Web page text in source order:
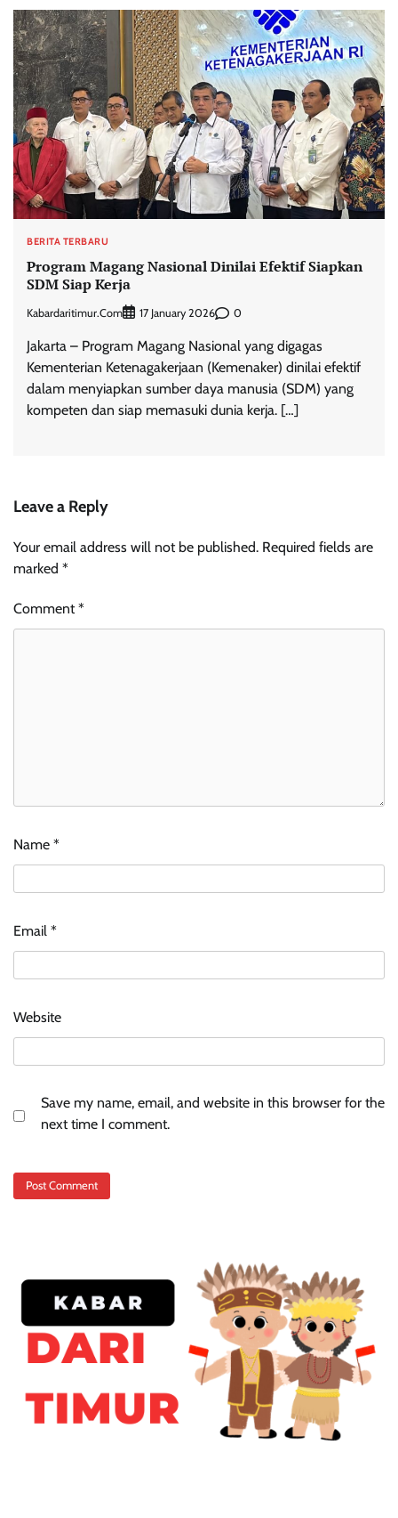
BERITA TERBARU
Program Magang Nasional Dinilai Efektif Siapkan
SDM Siap Kerja
Kabardaritimur.com 17 January 2026 0
Jakarta – Program Magang Nasional yang digagas
Kementerian Ketenagakerjaan (Kemenaker) dinilai efektif
dalam menyiapkan sumber daya manusia (SDM) yang
kompeten dan siap memasuki dunia kerja. […]
Leave a Reply
Your email address will not be published. Required fields are
marked *
Comment*
Name *
Email *
Website
Save my name, email, and website in this browser for the
next time I comment.